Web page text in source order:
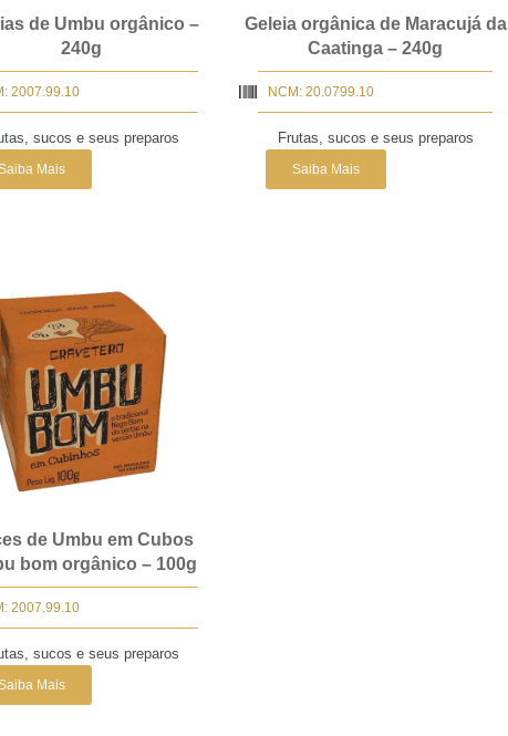
de Umbu orgânico –
240g
2007.99.10
sucos e seus preparos
Mais
Geleia orgânica de Maracujá da
Caatinga – 240g
NCM: 20.0799.10
Frutas, sucos e seus preparos
Saiba Mais
de Umbu em Cubos
bom orgânico – 100g
2007.99.10
sucos e seus preparos
Mais